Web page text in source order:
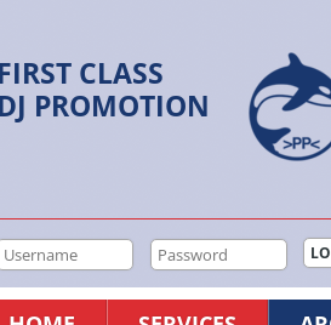
FIRST CLASS
DJ PROMOTION